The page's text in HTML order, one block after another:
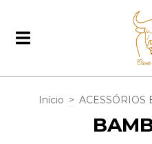
Início > ACESSÓRIOS